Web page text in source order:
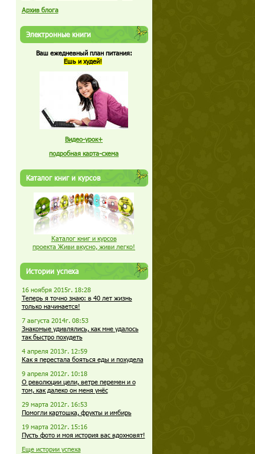
Архив блога
Электронные книги
Ваш ежедневный план питания:
Ешь и худей!
Видео-урок+
подробная карта-схема
Каталог книг и курсов
Каталог книг и курсов
проекта Живи вкусно, живи легко!
Истории успеха
16 ноября 2015г. 18:28
Теперь я точно знаю: в 40 лет жизнь
только начинается!
7 августа 2014г. 08:53
Знакомые удивлялись, как мне удалось
так быстро похудеть
4 апреля 2013г. 12:59
Как я перестала бояться еды и похудела
9 апреля 2012г. 10:18
О революции цели, ветре перемен и о
том, как далеко он меня унёс
29 марта 2012г. 16:53
Помогли картошка, фрукты и имбирь
19 марта 2012г. 15:16
Пусть фото и моя история вас вдохновят!
Еще истории успеха